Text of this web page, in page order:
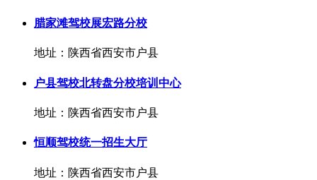
腊家滩驾校展宏路分校
地址：陕西省西安市户县
户县驾校北转盘分校培训中心
地址：陕西省西安市户县
恒顺驾校统一招生大厅
地址：陕西省西安市户县